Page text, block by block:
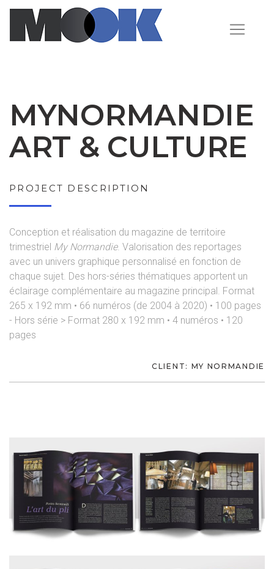
MYNORMANDIE
ART & CULTURE
PROJECT DESCRIPTION
Conception et réalisation du magazine de territoire
trimestriel My Normandie. Valorisation des reportages
avec un univers graphique personnalisé en fonction de
chaque sujet. Des hors-séries thématiques apportent un
éclairage complémentaire au magazine principal. Format
265 x 192 mm • 66 numéros (de 2004 à 2020) • 100 pages
- Hors série > Format 280 x 192 mm • 4 numéros • 120
pages
CLIENT: MY NORMANDIE